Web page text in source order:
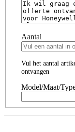
Aantal
Vul het aantal
ontvangen
Model/Maat/